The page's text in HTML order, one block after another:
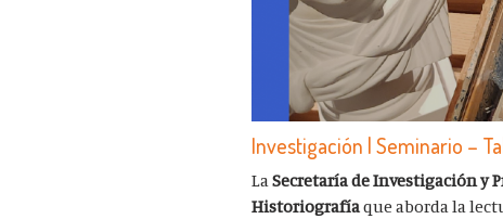
Investigación | Seminario –
LaSecretaría de Investigación y
Historiografíaque aborda la